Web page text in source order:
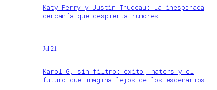
Katy Perry y Justin Trudeau: la inesperada
cercanía que despierta rumores
Jul 21
Karol G, sin filtro: éxito, haters y el
futuro que imagina lejos de los escenarios